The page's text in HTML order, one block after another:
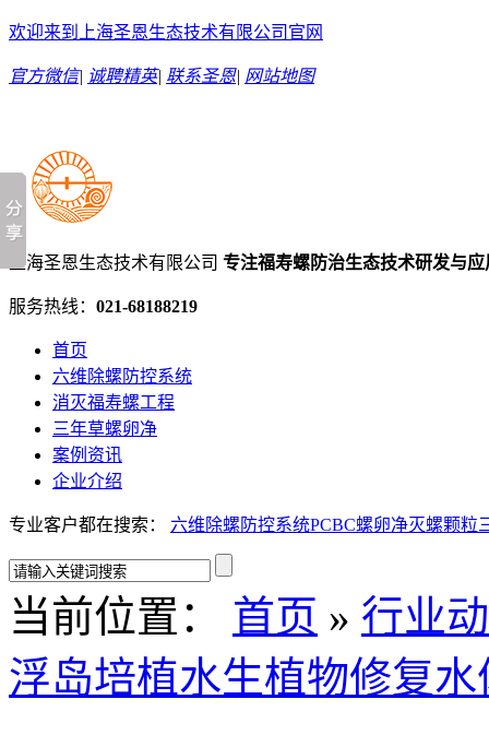
欢迎来到上海圣恩生态技术有限公司官网
官方微信| 诚聘精英| 联系圣恩| 网站地图
上海圣恩生态技术有限公司 专注福寿螺防治生态技术研发与应
服务热线： 021-68188219
首页
六维除螺防控系统
消灭福寿螺工程
三年草螺卵净
案例资讯
企业介绍
专业客户都在搜索： 六维除螺防控系统PCBC螺卵净灭螺颗粒
当前位置： 首页 » 行业
浮岛培植水生植物修复